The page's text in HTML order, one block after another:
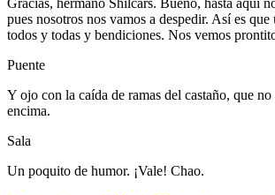
pues nosotros nos vamos a despedir. Así es
todos y todas y bendiciones. Nos vemos
Puente
Y ojo con la caída de ramas del castaño, que no
encima.
Sala
Un poquito de humor. ¡Vale! Chao.